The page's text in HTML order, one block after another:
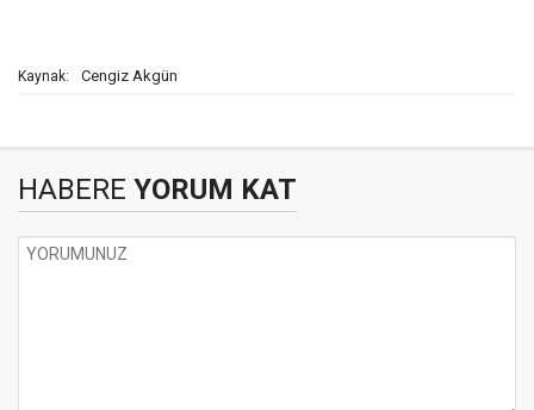
Kaynak: Cengiz Akgün
HABERE YORUM KAT